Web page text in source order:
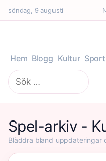
söndag, 9 augusti
Hem Blogg Kultur Sport
Sök
efter:
Spel-arkiv -
Bläddra bland uppdateringar